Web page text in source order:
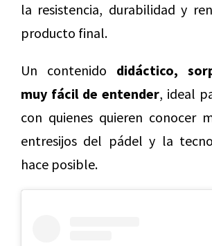
la resistencia, durabilidad y
producto final.
Un contenido didáctico,
muy fácil de entender, ideal
con quienes quieren conocer
entresijos del pádel y la
hace posible.